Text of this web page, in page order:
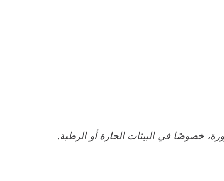
خصوصًا في البيئات الحارة أو الرطبة.